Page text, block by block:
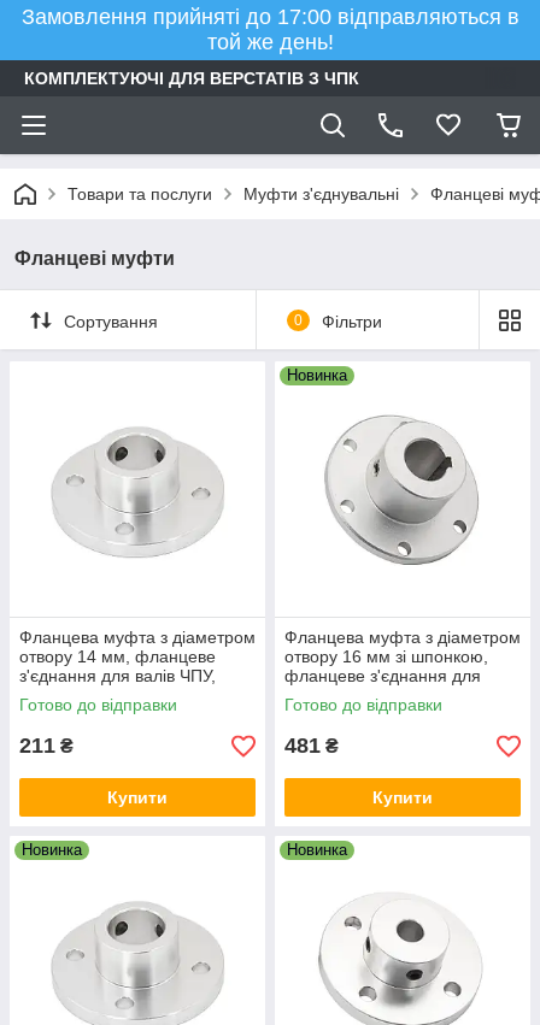
Замовлення прийняті до 17:00 відправляються в
той же день!
КОМПЛЕКТУЮЧІ ДЛЯ ВЕРСТАТІВ З ЧПК
Товари та послуги Муфти з'єднувальні Фланцеві
Фланцеві муфти
Сортування 0 Фільтри
Фланцева муфта з діаметром
отвору 14 мм, фланцеве
з'єднання для валів ЧПУ,
редукторів і приводів
Готово до відправки
211 ₴
Купити
Новинка
Фланцева муфта з діаметром
отвору 16 мм зі шпонкою,
фланцеве з'єднання для
валів ЧПУ, редукторів і
приводів
Готово до відправки
481 ₴
Купити
Новинка Новинка